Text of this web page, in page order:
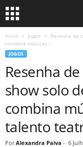
Início Jogos
Resenha de
combina músicas...
JOGOS
Resenha
show solo
combina
talento
Por Alexandra Paiva - 6